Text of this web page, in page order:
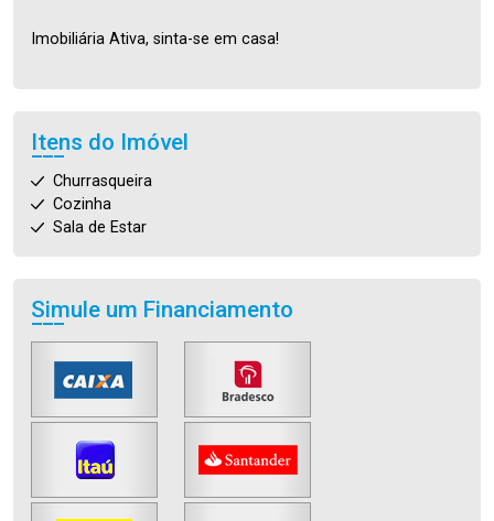
Imobiliária Ativa, sinta-se em casa!
Itens do Imóvel
Churrasqueira
Cozinha
Sala de Estar
Simule um Financiamento